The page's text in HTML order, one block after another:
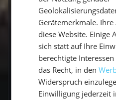
Vicci
Travel
Vicci schreibt über
Küstenorte und Reisen
Routen. Mit einem
Momente verbindet sie
Gerätemerkmale.
diese Website. Einige
sich statt auf Ihre
berechtigte
das Recht, in den
Widerspruch
Einwilligung jederzeit